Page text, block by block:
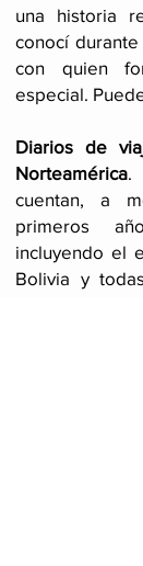
una historia
conocí
con quien
especial.
Diarios de
Norteamérica.
cuentan, a
primeros
incluyendo el
Bolivia y